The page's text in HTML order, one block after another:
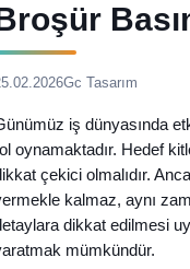
Gc Tasarım
iş dünyasında
oynamaktadır. Hedef
çekici olmalıdır.
kalmaz, aynı
dikkat edilmesi
mümkündür.